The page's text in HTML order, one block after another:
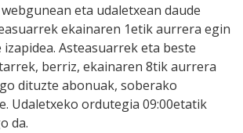
eta udaletxean daude
ekainaren 1etik aurrera egin
Asteasuarrek eta beste
berriz, ekainaren 8tik aurrera
dituzte abonuak, soberako
Udaletxeko ordutegia 09:00etatik
da.